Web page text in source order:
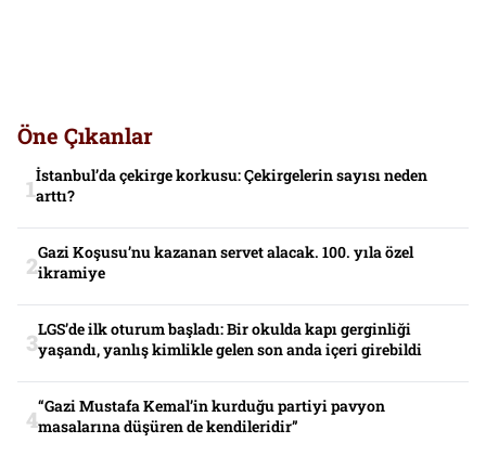
Öne Çıkanlar
İstanbul’da çekirge korkusu: Çekirgelerin sayısı neden
arttı?
Gazi Koşusu’nu kazanan servet alacak. 100. yıla özel
ikramiye
LGS’de ilk oturum başladı: Bir okulda kapı gerginliği
yaşandı, yanlış kimlikle gelen son anda içeri girebildi
“Gazi Mustafa Kemal’in kurduğu partiyi pavyon
masalarına düşüren de kendileridir”